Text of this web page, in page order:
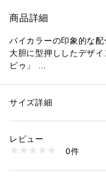
商品詳細
バイカラーの印象的な
大胆に型押ししたデザ
ピゥ」
ートキーなども収まる
す。
性別：レディース
リー
裏地：ポリエステル
メタルパーツ：亜鉛合金
商品番号：1089700000022
サイズ詳細
レビュー
0件